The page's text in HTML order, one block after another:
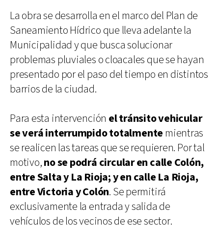
La obra se desarrolla en el marco del Plan de
Saneamiento Hídrico que lleva adelante la
Municipalidad y que busca solucionar
problemas pluviales o cloacales que se hayan
presentado por el paso del tiempo en distintos
barrios de la ciudad.
Para esta intervención el tránsito vehicular
se verá interrumpido totalmente mientras
se realicen las tareas que se requieren. Por tal
motivo,no se podrá circular en calle Colón,
entre Salta y La Rioja; y en calle La Rioja,
entre Victoria y Colón. Se permitirá
exclusivamente la entrada y salida de
vehículos de los vecinos de ese sector.